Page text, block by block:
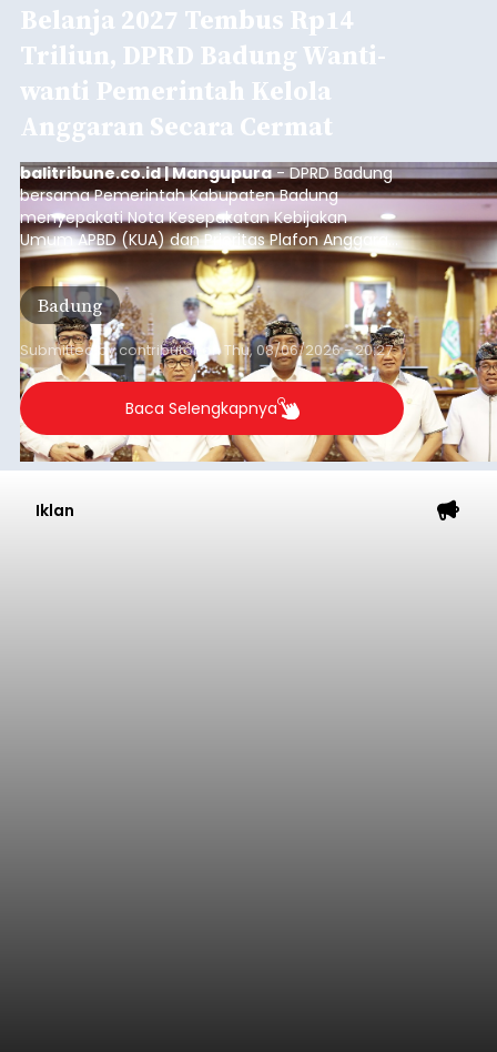
Belanja 2027 Tembus Rp14
Triliun, DPRD Badung Wanti-
wanti Pemerintah Kelola
Anggaran Secara Cermat
balitribune.co.id | Mangupura- DPRD Badung
bersama Pemerintah Kabupaten Badung
menyepakati Nota Kesepakatan Kebijakan
Umum APBD (KUA) dan Prioritas Plafon Anggaran
Sementara (PPAS) Tahun Anggaran 2027 dalam
rapat paripurna yang digelar di Gedung DPRD
Badung, Kamis (6/8/2026).
Badung
Submitted bycontributor onThu, 08/06/2026 - 20:27
Baca Selengkapnya
Iklan